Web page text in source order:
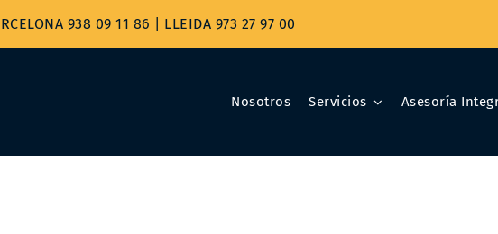
938 09 11 86 LLEIDA 973 27 97 00
Nosotros Servicios Asesoría